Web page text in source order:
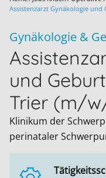
Assistenzarzt Gynäkologie
Gynäkologie &
und
Trier (m/
Klinikum der
perinataler